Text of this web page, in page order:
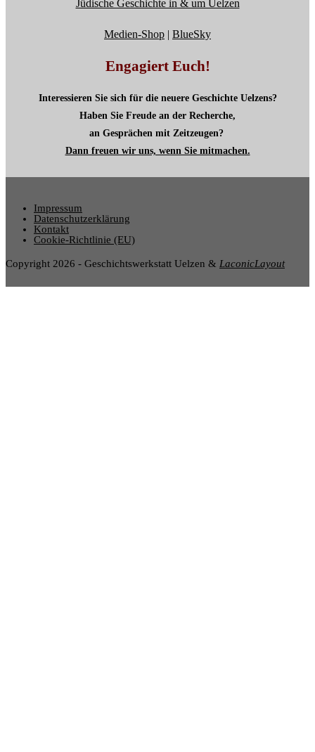
Jüdische Geschichte in & um Uelzen
Medien-Shop | BlueSky
Engagiert Euch!
Interessieren Sie sich für die neuere Geschichte Uelzens?
Haben Sie Freude an der Recherche,
an Gesprächen mit Zeitzeugen?
Dann freuen wir uns, wenn Sie mitmachen.
Impressum
Datenschutzerklärung
Kontakt
Cookie-Richtlinie (EU)
Copyright 2026 - Geschichtswerkstatt Uelzen & LaconicLayout